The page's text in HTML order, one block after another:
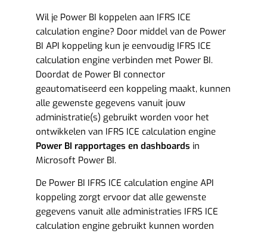
Wil je Power BI koppelen aan IFRS ICE
calculation engine? Door middel van de Power
BI API koppeling kun je eenvoudig IFRS ICE
calculation engine verbinden met Power BI.
Doordat de Power BI connector
geautomatiseerd een koppeling maakt, kunnen
alle gewenste gegevens vanuit jouw
administratie(s) gebruikt worden voor het
ontwikkelen van IFRS ICE calculation engine
Power BI rapportages en dashboards in
Microsoft Power BI.
De Power BI IFRS ICE calculation engine API
koppeling zorgt ervoor dat alle gewenste
gegevens vanuit alle administraties IFRS ICE
calculation engine gebruikt kunnen worden